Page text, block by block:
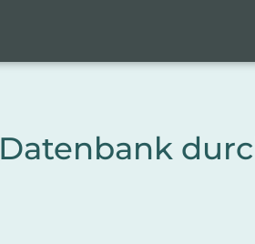
Datenbank